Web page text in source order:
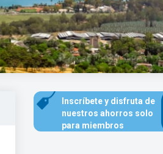
Inscríbete y disfruta de
nuestros ahorros solo
para miembros